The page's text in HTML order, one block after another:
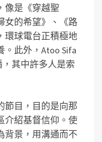
像是《穿越聖
女的希望》、《路
環球電台正積極地
。此外，Atoo Sifa
其中許多人是索
節目，目的是向那
介紹基督信仰。使
背景，用溝通而不